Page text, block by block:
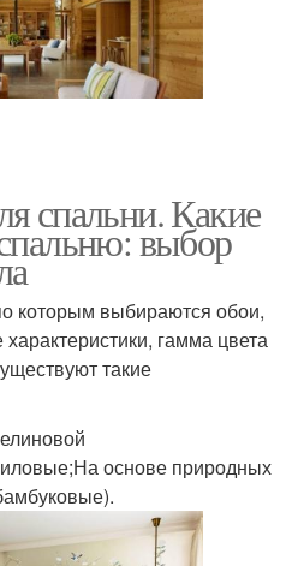
спальни. Какие
выбор
которым выбираются обои,
гамма цвета
такие
основе природных